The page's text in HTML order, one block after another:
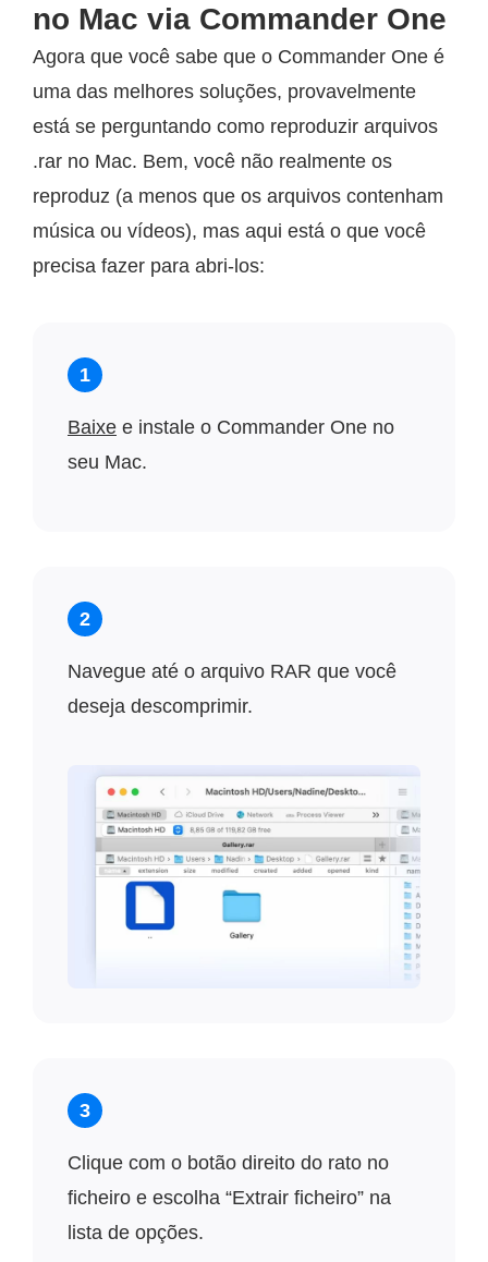
no Mac via Commander One
Agora que você sabe que o Commander One é
uma das melhores soluções, provavelmente
está se perguntando como reproduzir arquivos
.rar no Mac. Bem, você não realmente os
reproduz (a menos que os arquivos contenham
música ou vídeos), mas aqui está o que você
precisa fazer para abri-los:
1
Baixe e instale o Commander One no
seu Mac.
2
Navegue até o arquivo RAR que você
deseja descomprimir.
3
Clique com o botão direito do rato no
ficheiro e escolha “Extrair ficheiro” na
lista de opções.